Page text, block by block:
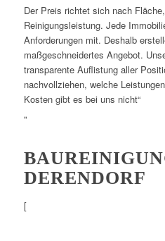
Der Preis richtet sich nach
Reinigungsleistung. Jede
Anforderungen mit. Deshalb
maßgeschneidertes Angebot.
transparente Auflistung aller
nachvollziehen, welche
Kosten gibt es bei uns nicht“
„
DERENDORF
[